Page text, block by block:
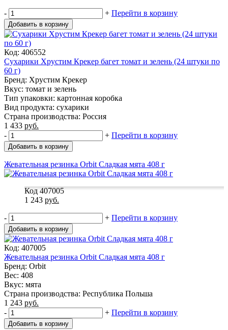
- + Перейти в корзину
Добавить в корзину
Код: 406552
Сухарики Хрустим Крекер багет томат и зелень (24 штуки по
60 г)
Бренд: Хрустим Крекер
Вкус: томат и зелень
Тип упаковки: картонная коробка
Вид продукта: сухарики
Страна производства: Россия
1 433 руб.
-
+ Перейти в корзину
Добавить в корзину
Жевательная резинка Orbit Сладкая мята 408 г
Код 407005
1 243 руб.
- + Перейти в корзину
Добавить в корзину
Код: 407005
Жевательная резинка Orbit Сладкая мята 408 г
Бренд: Orbit
Вес: 408
Вкус: мята
Страна производства: Республика Польша
1 243 руб.
-
+ Перейти в корзину
Добавить в корзину